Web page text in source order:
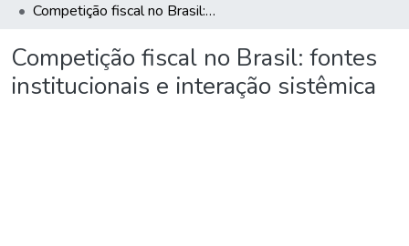
Competição fiscal no Brasil: fontes institucionais e interação sistêmica
Competição fiscal no Brasil: fontes
institucionais e interação sistêmica